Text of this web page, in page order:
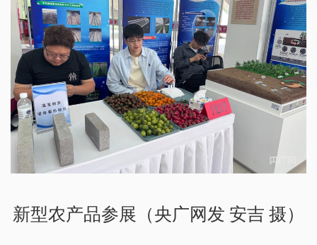
新型农产品参展（央广网发 安吉 摄）